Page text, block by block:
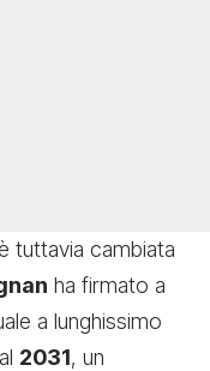
tuttavia cambiata
ha firmato a
a lunghissimo
2031, un